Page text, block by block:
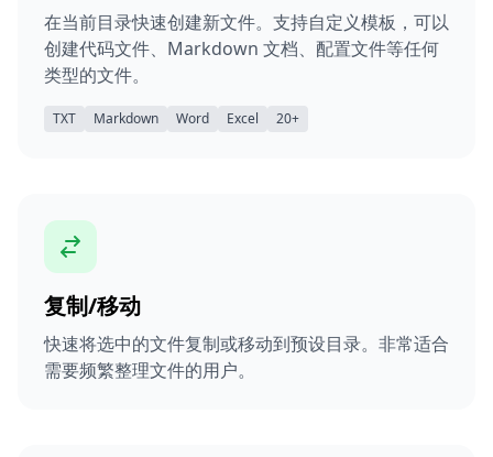
在当前目录快速创建新文件。支持自定义模板，可以
创建代码文件、Markdown 文档、配置文件等任何
类型的文件。
TXT Markdown Word Excel 20+
复制/移动
快速将选中的文件复制或移动到预设目录。非常适合
需要频繁整理文件的用户。